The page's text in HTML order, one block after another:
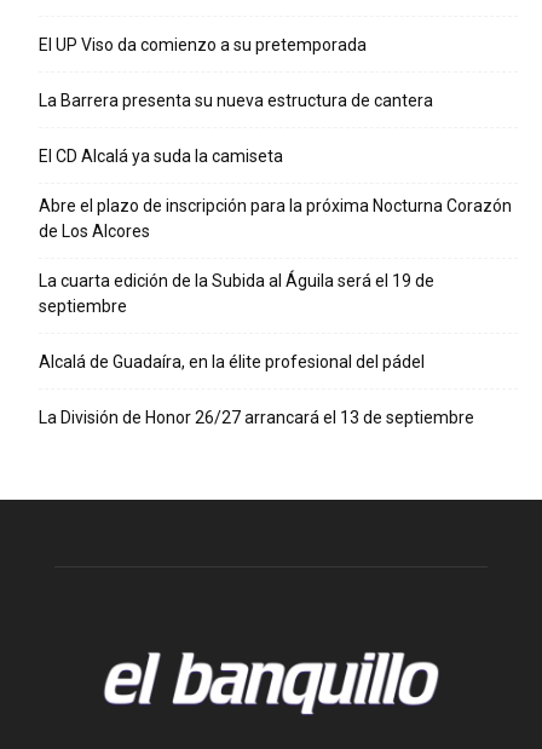
El UP Viso da comienzo a su pretemporada
La Barrera presenta su nueva estructura de cantera
El CD Alcalá ya suda la camiseta
Abre el plazo de inscripción para la próxima Nocturna Corazón
de Los Alcores
La cuarta edición de la Subida al Águila será el 19 de
septiembre
Alcalá de Guadaíra, en la élite profesional del pádel
La División de Honor 26/27 arrancará el 13 de septiembre